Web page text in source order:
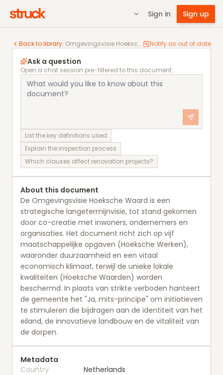
Sign in Sign up
Back to library/ Omgevingsvisie Hoeksche Waard Notify as out of date
Omgevingsvisie Hoeksche Waard
Ask a question
Open a chat session pre-filtered to this document.
List the key definitions used
Explain the inspection process
Which clauses affect renovation projects?
About this document
De Omgevingsvisie Hoeksche Waard is een
strategische langetermijnvisie, tot stand gekomen
door co-creatie met inwoners, ondernemers en
organisaties. Het document richt zich op vijf
maatschappelijke opgaven (Hoeksche Werken),
waaronder duurzaamheid en een vitaal
economisch klimaat, terwijl de unieke lokale
kwaliteiten (Hoeksche Waarden) worden
beschermd. In plaats van strikte verboden hanteert
de gemeente het "Ja, mits-principe" om initiatieven
te stimuleren die bijdragen aan de identiteit van het
eiland, de innovatieve landbouw en de vitaliteit van
de dorpen.
Metadata
Country
Netherlands